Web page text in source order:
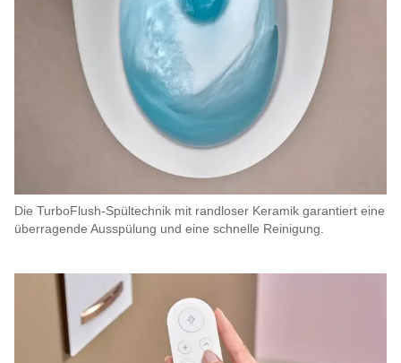
Die TurboFlush-Spültechnik mit randloser Keramik garantiert eine
überragende Ausspülung und eine schnelle Reinigung.